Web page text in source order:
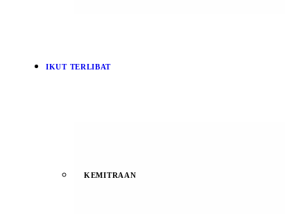
IKUT TERLIBAT
KEMITRAAN